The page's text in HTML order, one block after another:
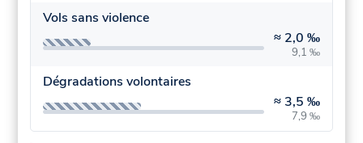
Vols sans violence
≈ 2,0 ‰
9,1 ‰
Dégradations volontaires
≈ 3,5 ‰
7,9 ‰